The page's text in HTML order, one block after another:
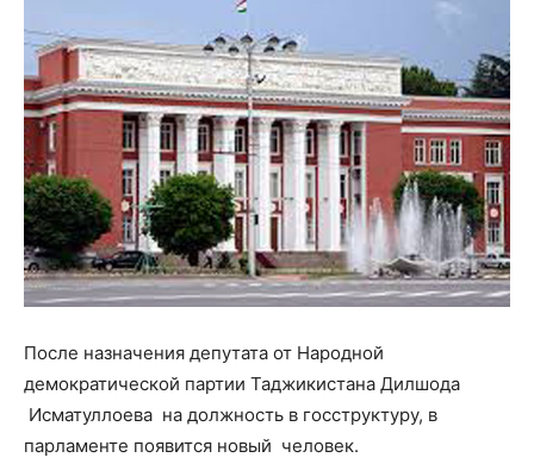
После назначения депутата от Народной
демократической партии Таджикистана Дилшода
Исматуллоева на должность в госструктуру, в
парламенте появится новый человек.